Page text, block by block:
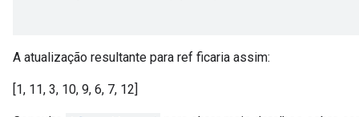
A atualização resultante para ref ficaria assim:
[1, 11, 3, 10, 9, 6, 7, 12]